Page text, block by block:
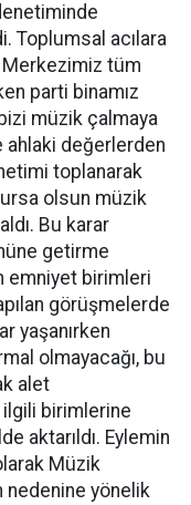
Toplumsal acılara
Merkezimiz tüm
parti binamız
müzik çalmaya
ahlaki değerlerden
toplanarak
olsun müzik
Bu karar
getirme
emniyet birimleri
görüşmelerde
yaşanırken
olmayacağı, bu
alet
ilgili birimlerine
aktarıldı. Eylemin
Müzik
nedenine yönelik